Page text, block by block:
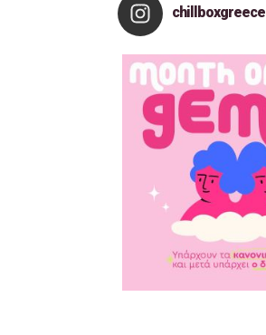
chillboxgreece